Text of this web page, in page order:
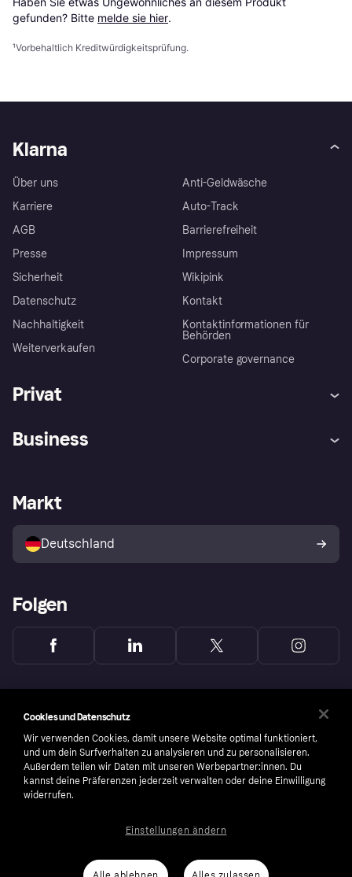
gefunden? Bitte melde sie hier.
¹Vorbehaltlich Kreditwürdigkeitsprüfung.
Klarna
Über uns
Karriere
AGB
Presse
Sicherheit
Datenschutz
Nachhaltigkeit
Weiterverkaufen
Anti-Geldwäsche
Auto-Track
Barrierefreiheit
Impressum
Wikipink
Kontakt
Kontaktinformationen für
Behörden
Corporate governance
Privat
Klarna App
Shops entdecken
Käuferschutzrichtlinie
Dein Widerrufsrecht
Business
Händlerportal
Markt
Deutschland
Folgen
number: 556737-0431
Cookies und Datenschutz
Wir verwenden Cookies, damit unsere Website optimal funktioniert,
und um dein Surfverhalten zu analysieren und zu personalisieren.
Außerdem teilen wir Daten mit unseren Werbepartner:innen. Du
kannst deine Präferenzen jederzeit verwalten oder deine Einwilligung
widerrufen.
Einstellungen ändern